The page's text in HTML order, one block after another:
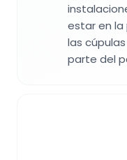
estar en la
las
parte del